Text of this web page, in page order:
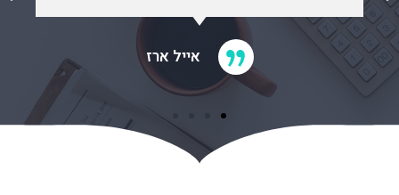
אייל ארז